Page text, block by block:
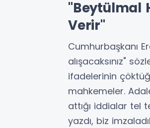
"Beytülmal
Verir"
Cumhurbaşkanı
alışacaksınız"
ifadelerinin
mahkemeler.
attığı iddialar tel
yazdı, biz